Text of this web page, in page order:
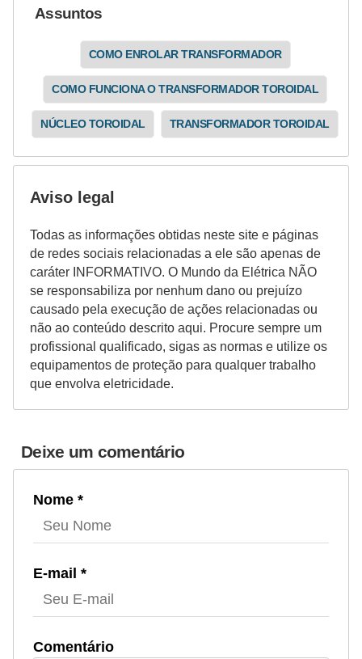
Assuntos
COMO ENROLAR TRANSFORMADOR
COMO FUNCIONA O TRANSFORMADOR TOROIDAL
NÚCLEO TOROIDAL TRANSFORMADOR TOROIDAL
Aviso legal
Todas as informações obtidas neste site e páginas
de redes sociais relacionadas a ele são apenas de
caráter INFORMATIVO. O Mundo da Elétrica NÃO
se responsabiliza por nenhum dano ou prejuízo
causado pela execução de ações relacionadas ou
não ao conteúdo descrito aqui. Procure sempre um
profissional qualificado, sigas as normas e utilize os
equipamentos de proteção para qualquer trabalho
que envolva eletricidade.
Deixe um comentário
Nome *
E-mail *
Comentário